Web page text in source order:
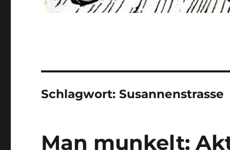
Schlagwort:Susannenstrasse
Man munkelt: